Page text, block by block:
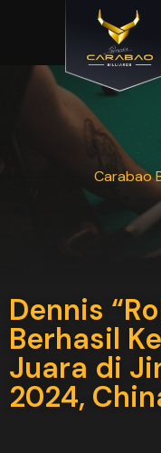
Carabao
Dennis
Berhasil
Juara di
2024,